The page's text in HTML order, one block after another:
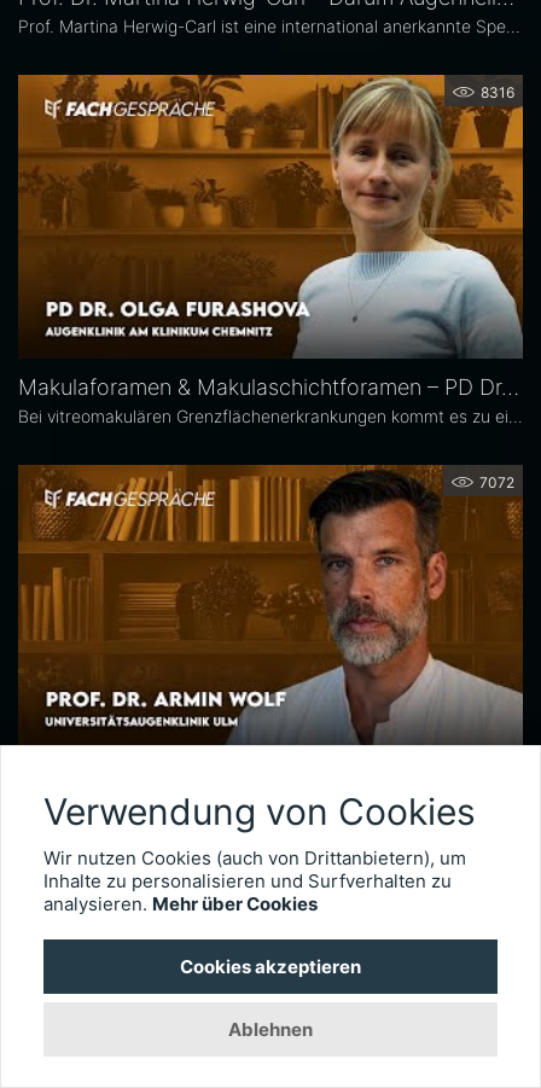
8316
Makulaforamen & Makulaschichtforamen – PD Dr. Olga Furashova
7072
Verwendung von Cookies
Wir nutzen Cookies (auch von Drittanbietern), um
Inhalte zu personalisieren und Surfverhalten zu
analysieren. Mehr über Cookies
Cookies akzeptieren
Ablehnen